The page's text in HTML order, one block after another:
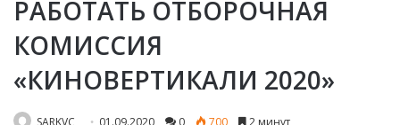
РАБОТАТЬ ОТБОРОЧНАЯ
КОМИССИЯ
«КИНОВЕРТИКАЛИ 2020»
SARKVC 01.09.2020 0 700 2 минут